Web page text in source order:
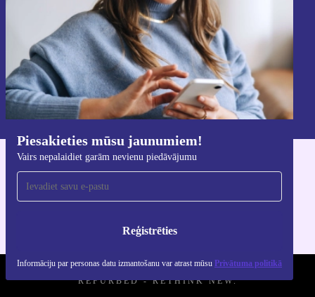
Piesakieties mūsu jaunumiem!
Vairs nepalaidiet garām nevienu piedāvājumu
Reģistrēties
Informāciju par personas datu izmantošanu var atrast mūsu Privātuma politikā
Reģistrēties
Informāciju par personas datu izmantošanu varat atrast mūsu
Privātuma politikā.
Lejupielādējiet refurbed lietotni
iOS un Android ierīcēm
REFURBED - RETHINK NEW.